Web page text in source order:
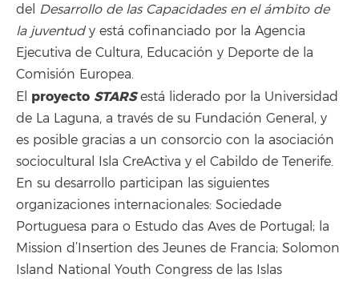
del Desarrollo de las Capacidades en el ámbito de
la juventudy está cofinanciado por la Agencia
Ejecutiva de Cultura, Educación y Deporte de la
Comisión Europea.
El proyecto STARSestá liderado por la Universidad
de La Laguna, a través de su Fundación General, y
es posible gracias a un consorcio con la asociación
sociocultural Isla CreActiva y el Cabildo de Tenerife.
En su desarrollo participan las siguientes
organizaciones internacionales: Sociedade
Portuguesa para o Estudo das Aves de Portugal; la
Mission d’Insertion des Jeunes de Francia; Solomon
Island National Youth Congress de las Islas